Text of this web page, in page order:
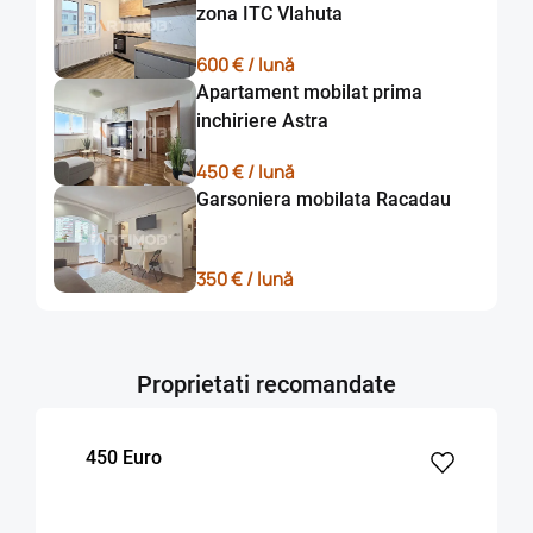
inchirierea catre o singura persoana .
In pretul chiriei este inclus abonamentul de internet si
cablu TV . Gazul , apa si electricitatea se vor achita
separat de pretul chiriei .
Nu se accepta in locatie fumatori si animale de companie .
Clauze contractuale si Modalitate de plata : se solicita
contract pe o perioada determinata de 6 sau 8 sau 10 luni,
plata chiriei in avans pe prima luna din contract si plata
unei garantii in cuantumul unei chirii lunare.
realizeaza pe baza de programare telefonica.
Aura Popa .
zona ITC Vlahuta
600 € / lună
Apartament mobilat prima
inchiriere Astra
450 € / lună
Garsoniera mobilata Racadau
350 € / lună
Proprietati recomandate
450 Euro